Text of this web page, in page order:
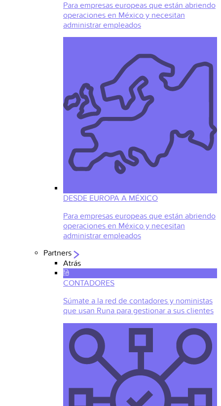
Para empresas europeas que están abriendo
operaciones en México y necesitan
administrar empleados
DESDE EUROPA A MÉXICO
Para empresas europeas que están abriendo
operaciones en México y necesitan
administrar empleados
Partners
Atrás
CONTADORES
Súmate a la red de contadores y noministas
que usan Runa para gestionar a sus clientes